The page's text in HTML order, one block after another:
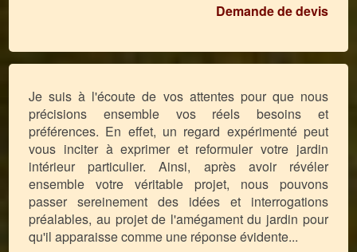
Demande de devis
Je suis à l'écoute de vos attentes pour que nous
précisions ensemble vos réels besoins et
préférences. En effet, un regard expérimenté peut
vous inciter à exprimer et reformuler votre jardin
intérieur particulier. Ainsi, après avoir révéler
ensemble votre véritable projet, nous pouvons
passer sereinement des idées et interrogations
préalables, au projet de l'amégament du jardin pour
qu'il apparaisse comme une réponse évidente...